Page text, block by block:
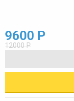
9600 Р
12000 Р